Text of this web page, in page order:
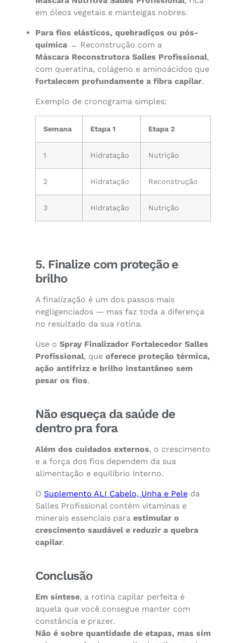
em óleos vegetais e manteigas nobres.
Para fios elásticos, quebradiços ou pós-
química → Reconstrução com a
Máscara Reconstrutora Salles Profissional,
com queratina, colágeno e aminoácidos que
fortalecem profundamente a fibra capilar.
Exemplo de cronograma simples:
Semana Etapa 1 Etapa 2
1 Hidratação Nutrição
2 Hidratação Reconstrução
3 Hidratação Nutrição
5. Finalize com proteção e
brilho
A finalização é um dos passos mais
negligenciados — mas faz toda a diferença
no resultado da sua rotina.
Use o Spray Finalizador Fortalecedor Salles
Profissional, que oferece proteção térmica,
ação antifrizz e brilho instantâneo sem
pesar os fios.
Não esqueça da saúde de
dentro pra fora
Além dos cuidados externos, o crescimento
e a força dos fios dependem da sua
alimentação e equilíbrio interno.
O Suplemento ALI Cabelo, Unha e Pele da
Salles Profissional contém vitaminas e
minerais essenciais para estimular o
crescimento saudável e reduzir a quebra
capilar.
Conclusão
Em síntese, a rotina capilar perfeita é
aquela que você consegue manter com
constância e prazer.
Não é sobre quantidade de etapas, mas sim